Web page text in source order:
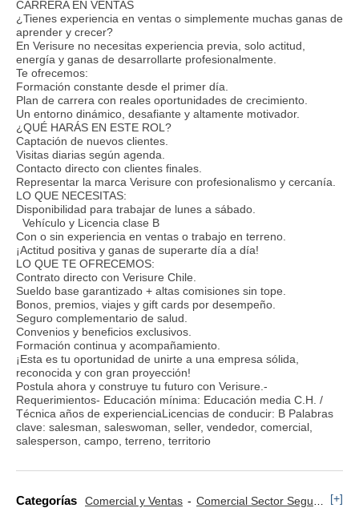
CARRERA EN VENTAS
¿Tienes experiencia en ventas o simplemente muchas ganas de
aprender y crecer?
En Verisure no necesitas experiencia previa, solo actitud,
energía y ganas de desarrollarte profesionalmente.
Te ofrecemos:
Formación constante desde el primer día.
Plan de carrera con reales oportunidades de crecimiento.
Un entorno dinámico, desafiante y altamente motivador.
¿QUÉ HARÁS EN ESTE ROL?
Captación de nuevos clientes.
Visitas diarias según agenda.
Contacto directo con clientes finales.
Representar la marca Verisure con profesionalismo y cercanía.
LO QUE NECESITAS:
Disponibilidad para trabajar de lunes a sábado.
Vehículo y Licencia clase B
Con o sin experiencia en ventas o trabajo en terreno.
¡Actitud positiva y ganas de superarte día a día!
LO QUE TE OFRECEMOS:
Contrato directo con Verisure Chile.
Sueldo base garantizado + altas comisiones sin tope.
Bonos, premios, viajes y gift cards por desempeño.
Seguro complementario de salud.
Convenios y beneficios exclusivos.
Formación continua y acompañamiento.
¡Esta es tu oportunidad de unirte a una empresa sólida,
reconocida y con gran proyección!
Postula ahora y construye tu futuro con Verisure.-
Requerimientos- Educación mínima: Educación media C.H. /
Técnica años de experienciaLicencias de conducir: B Palabras
clave: salesman, saleswoman, seller, vendedor, comercial,
salesperson, campo, terreno, territorio
Categorías Comercial y Ventas Comercial Sector Seguros [+]